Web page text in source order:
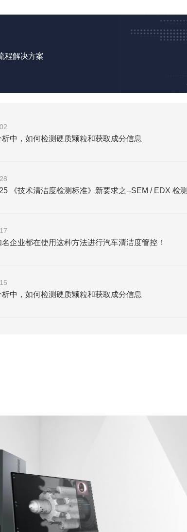
程解决方案
中，如何检测硬质颗粒和获取成分信息
《技术清洁度检测标准》新要求之--SEM / EDX 检测
企业都在使用这种方法进行汽车清洁度管控！
中，如何检测硬质颗粒和获取成分信息